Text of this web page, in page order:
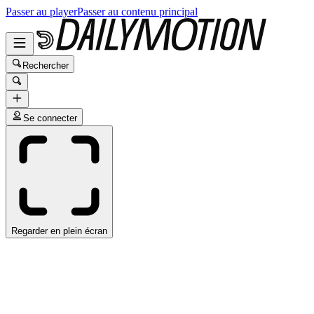
Passer au playerPasser au contenu principal
Rechercher
Se connecter
Regarder en plein écran